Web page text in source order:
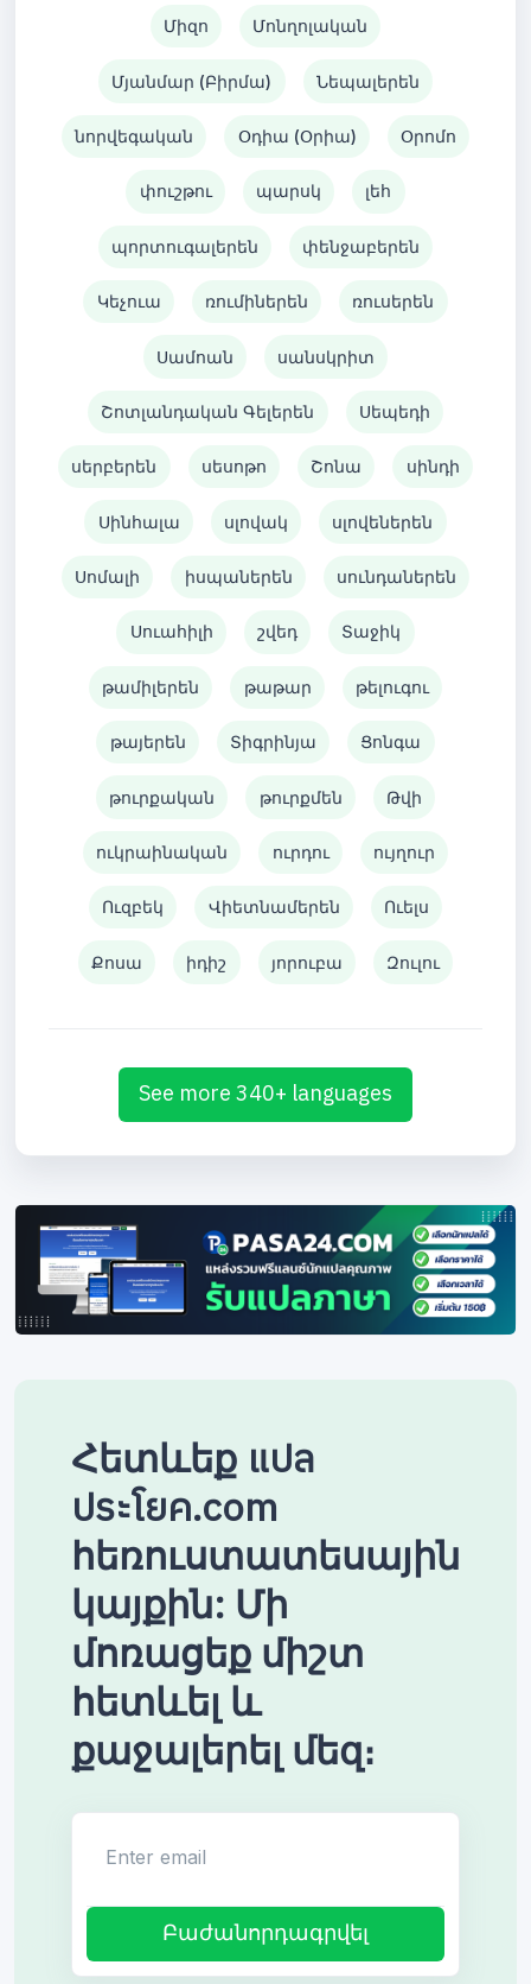
Միզո Մոնղոլական
Մյանմար (Բիրմա) Նեպալերեն
նորվեգական Օդիա (Օրիա) Օրոմո
փուշթու պարսկ լեհ
պորտուգալերեն փենջաբերեն
Կեչուա ռումիներեն ռուսերեն
Սամոան սանսկրիտ
Շոտլանդական Գելերեն Սեպեդի
սերբերեն սեսոթո Շոնա սինդի
Սինհալա սլովակ սլովեներեն
Սոմալի իսպաներեն սունդաներեն
Սուահիլի շվեդ Տաջիկ
թամիլերեն թաթար թելուգու
թայերեն Տիգրինյա Ցոնգա
թուրքական թուրքմեն Թվի
ուկրաինական ուրդու ույղուր
Ուզբեկ Վիետնամերեն Ուելս
Քոսա իդիշ յորուբա Զուլու
See more 340+ languages
Հետևեք แปล
ประโยค.com
հեռուստատեսային
կայքին: Մի
մոռացեք միշտ
հետևել և
քաջալերել մեզ։
Բաժանորդագրվել